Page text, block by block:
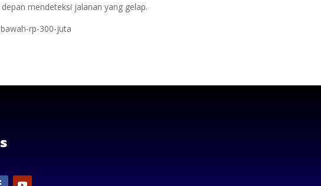
mendeteksi jalanan yang gelap.
rp-300-juta